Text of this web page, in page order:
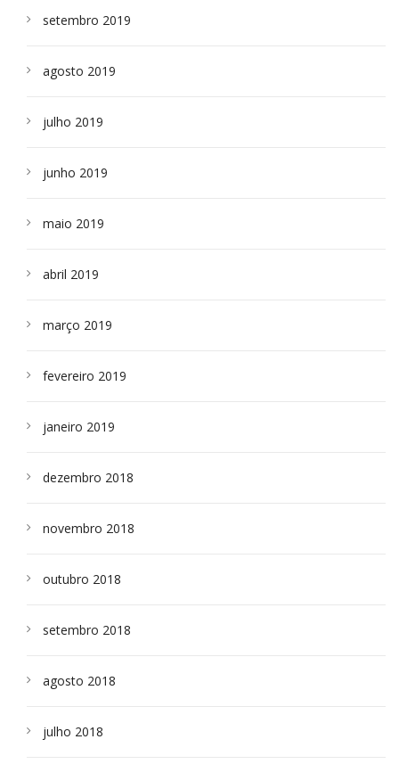
setembro 2019
agosto 2019
julho 2019
junho 2019
maio 2019
abril 2019
março 2019
fevereiro 2019
janeiro 2019
dezembro 2018
novembro 2018
outubro 2018
setembro 2018
agosto 2018
julho 2018